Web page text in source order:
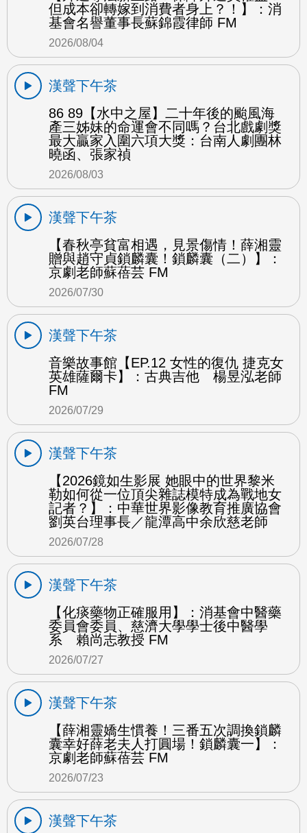
但成本卻轉嫁到消費者身上？！】：消
基會名譽董事長蘇錦霞律師 FM
2026/08/04
漢聲下午茶
86 89【水中之屋】二十年後的颱風海
產三姊妹的命運會不同嗎？台北戲劇獎
最大贏家入圍六項大獎：台南人劇團林
曉函、張家禎
2026/08/03
漢聲下午茶
【春秋亭貧富相遇，見景傷情！薛湘靈
贈與趙守貞鎖麟囊！鎖麟囊（二）】：
京劇老師蘇蓓芸 FM
2026/07/30
漢聲下午茶
音樂故事館【EP.12 女性的復仇 捷克女
英雄薩爾卡】：古典吉他 楊昱泓老師
FM
2026/07/29
漢聲下午茶
【2026鏡如生影展 她眼中的世界黎米
勒如何從一位頂尖雜誌模特成為戰地女
記者？】：中華世界影像教育推廣協會
劉英台理事長／龍潭高中余欣慈老師
2026/07/28
漢聲下午茶
【化痰藥物正確服用】：消基會中醫藥
委員會委員、慈濟大學學士後中醫學
系 賴尚志教授 FM
2026/07/27
漢聲下午茶
【薛湘靈嬌生慣養！三番五次調換鎖麟
囊幸好薛老夫人打圓場！鎖麟囊一】：
京劇老師蘇蓓芸 FM
2026/07/23
漢聲下午茶